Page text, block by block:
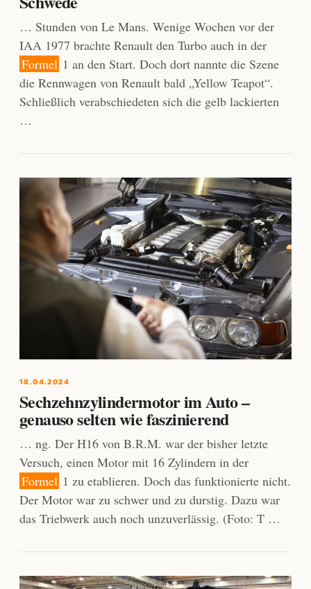
… Stunden von Le Mans. Wenige Wochen vor der
IAA 1977 brachte Renault den Turbo auch in der
Formel 1 an den Start. Doch dort nannte die Szene
die Rennwagen von Renault bald „Yellow Teapot“.
Schließlich verabschiedeten sich die gelb lackierten
…
18.04.2024
Sechzehnzylindermotor im Auto –
genauso selten wie faszinierend
… ng. Der H16 von B.R.M. war der bisher letzte
Versuch, einen Motor mit 16 Zylindern in der
Formel 1 zu etablieren. Doch das funktionierte nicht.
Der Motor war zu schwer und zu durstig. Dazu war
das Triebwerk auch noch unzuverlässig. (Foto: T …